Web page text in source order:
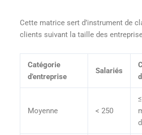
Cette matrice sert d’instrument de
clients suivant la taille des
Catégorie
d’entreprise
Salariés
Moyenne < 250